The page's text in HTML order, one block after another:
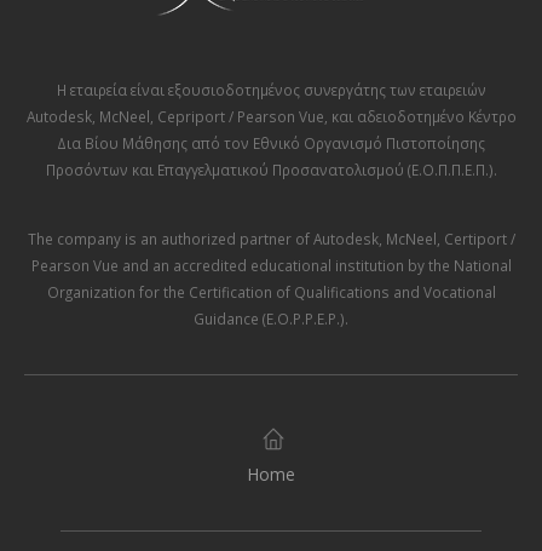
Η εταιρεία είναι εξουσιοδοτημένος συνεργάτης των εταιρειών
Autodesk, McNeel Cepriport / Pearson Vue , και αδειοδοτημένο Κέντρο
Δια Βίου Μάθησης από τον Εθνικό Οργανισμό Πιστοποίησης
Προσόντων και Επαγγελματικού Προσανατολισμού (Ε.Ο.Π.Π.Ε.Π.).
The company is an authorized partner ofAutodesk, McNeel Certiport /
Pearson Vue and an accredited educational institution by the National
Organization for the Certification of Qualifications and Vocational
Guidance (E.O.P.P.E.P.).
Home